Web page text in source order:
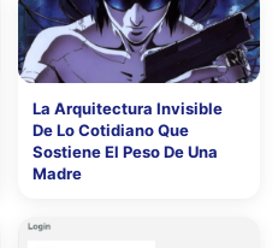
La Arquitectura Invisible
De Lo Cotidiano Que
Sostiene El Peso De Una
Madre